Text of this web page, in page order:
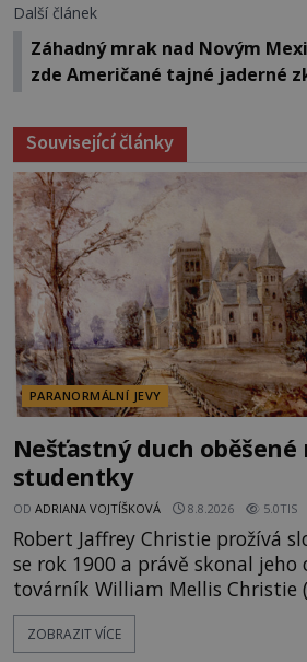
Další článek
Záhadný mrak nad Novým
zde Američané tajné jaderné
Související články
PARANORMÁLNÍ JEVY
Nešťastný duch
studentky
OD ADRIANA VOJTÍŠKOVÁ 8.8.2026 5.0TIS
Robert Jaffrey Christie prožívá
se rok 1900 a právě skonal jeho
továrník William Mellis Christie
Smutná událost je ale
dědictvím... Robertu připadne rodinné sídlo v
ZOBRAZIT VÍCE